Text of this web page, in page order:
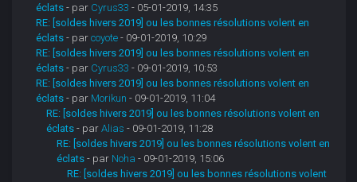
éclats - par Cyrus33 - 05-01-2019, 14:35
RE: [soldes hivers 2019] ou les bonnes résolutions volent en
éclats - parcoyote - 09-01-2019, 10:29
RE: [soldes hivers 2019] ou les bonnes résolutions volent en
éclats - par Cyrus33 - 09-01-2019, 10:53
RE: [soldes hivers 2019] ou les bonnes résolutions volent en
éclats - par Morikun - 09-01-2019, 11:04
RE: [soldes hivers 2019] ou les bonnes résolutions volent en
éclats - parAlias - 09-01-2019, 11:28
RE: [soldes hivers 2019] ou les bonnes résolutions volent en
éclats - par Noha - 09-01-2019, 15:06
RE: [soldes hivers 2019] ou les bonnes résolutions volent